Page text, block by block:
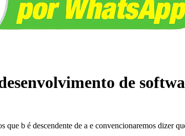
de
que b é descendente de a e convencionaremos dizer